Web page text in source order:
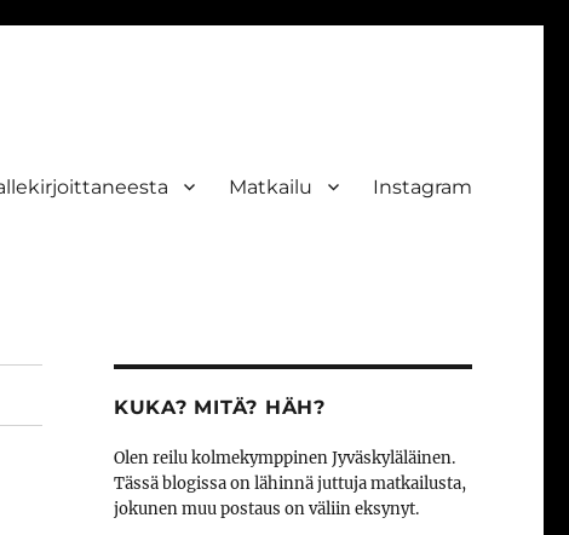
Matkailu Instagram
KUKA? MITÄ? HÄH?
Olen reilu kolmekymppinen Jyväskyläläinen.
Tässä blogissa on lähinnä juttuja matkailusta,
jokunen muu postaus on väliin eksynyt.